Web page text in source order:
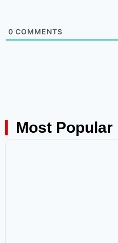
0 COMMENTS
Most Popular